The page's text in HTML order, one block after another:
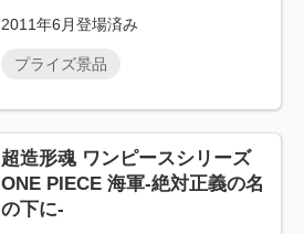
2011年6月登場済み
プライズ景品
超造形魂 ワンピースシリーズ
ONE PIECE 海軍-絶対正義の名
の下に-